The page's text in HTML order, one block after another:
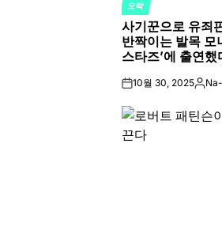
POSTED
IN
오락
사기꾼으로 유죄
반짝이는 발목 모
스타즈’에 출연했
on10월 30, 2025